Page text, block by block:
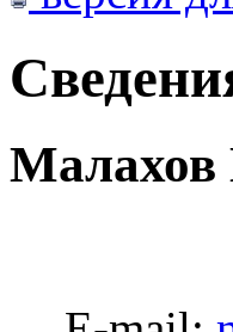
Малахов